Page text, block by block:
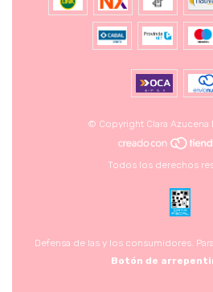
© Copyright Clara Azucena
Todos los derechos
Defensa de las y los consumidores.
Botón de